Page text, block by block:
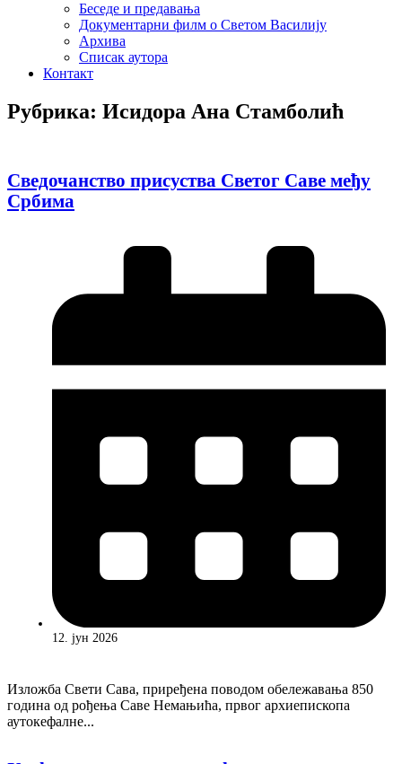
Беседе и предавања
Документарни филм о Светом Василију
Архива
Списак аутора
Контакт
Рубрика: Исидора Ана Стамболић
Сведочанство присуства Светог Саве међу
Србима
12. јун 2026
Изложба Свети Сава, приређена поводом обележавања 850
година од рођења Саве Немањића, првог архиепископа
аутокефалне...